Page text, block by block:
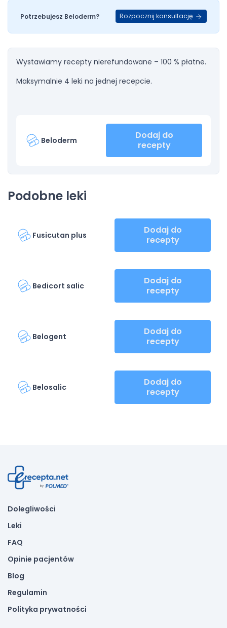
Potrzebujesz Beloderm? Rozpocznij konsultację
Wystawiamy recepty nierefundowane – 100 % płatne.
Maksymalnie 4 leki na jednej recepcie.
Beloderm
Dodaj do
recepty
Podobne leki
Fusicutan plus
Dodaj do
recepty
Bedicort salic
Dodaj do
recepty
Belogent
Dodaj do
recepty
Belosalic
Dodaj do
recepty
Dolegliwości
Leki
FAQ
Opinie pacjentów
Blog
Regulamin
Polityka prywatności